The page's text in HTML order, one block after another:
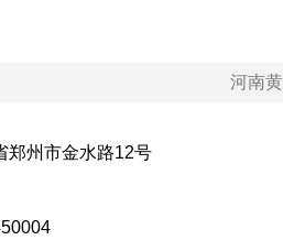
河南
郑州市金水路12号